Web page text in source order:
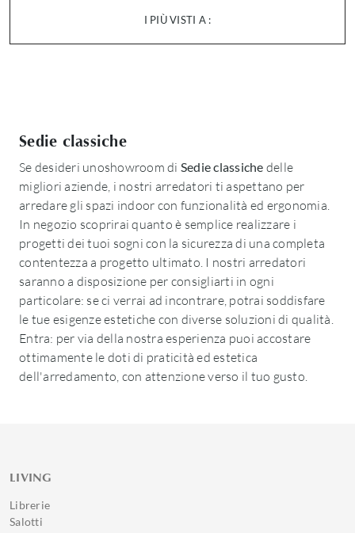
I PIÙ VISTI A :
Sedie classiche
Se desideri unoshowroom di Sedie classiche delle
migliori aziende, i nostri arredatori ti aspettano per
arredare gli spazi indoor con funzionalità ed ergonomia.
In negozio scoprirai quanto è semplice realizzare i
progetti dei tuoi sogni con la sicurezza di una completa
contentezza a progetto ultimato. I nostri arredatori
saranno a disposizione per consigliarti in ogni
particolare: se ci verrai ad incontrare, potrai soddisfare
le tue esigenze estetiche con diverse soluzioni di qualità.
Entra: per via della nostra esperienza puoi accostare
ottimamente le doti di praticità ed estetica
dell'arredamento, con attenzione verso il tuo gusto.
LIVING
Librerie
Salotti